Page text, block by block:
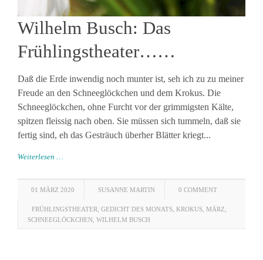
Wilhelm Busch: Das
Frühlingstheater……
Daß die Erde inwendig noch munter ist, seh ich zu zu meiner
Freude an den Schneeglöckchen und dem Krokus. Die
Schneeglöckchen, ohne Furcht vor der grimmigsten Kälte,
spitzen fleissig nach oben. Sie müssen sich tummeln, daß sie
fertig sind, eh das Gesträuch überher Blätter kriegt...
Weiterlesen …
01 MÄRZ 2020 SUSANNE MARTIN 0 COMMENT
FRÜHLINGSTHEATER GEDICHT DES MONATS KROKUS MÄRZ
SCHNEEGLÖCKCHEN WILHELM BUSCH